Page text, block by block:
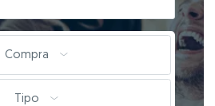
Compra
Tipo